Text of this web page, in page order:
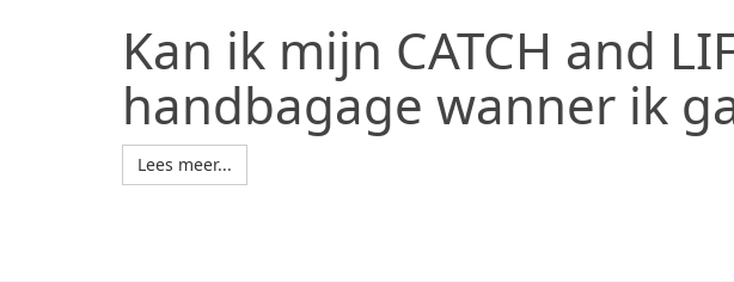
Kan ik mijn CATCH and
handbagage wanner ik
Lees meer...